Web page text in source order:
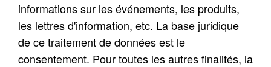
informations sur les événements, les produits,
les lettres d'information, etc. La base juridique
de ce traitement de données est le
consentement. Pour toutes les autres finalités, la